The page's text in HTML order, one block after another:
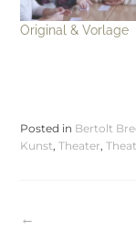
Original & Vorlage
Posted in Bertolt
Kunst,Theater,